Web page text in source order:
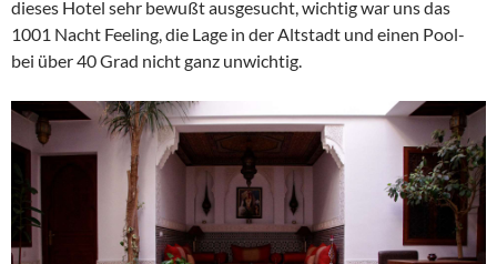
dieses Hotel sehr bewußt ausgesucht, wichtig war uns das
1001 Nacht Feeling, die Lage in der Altstadt und einen Pool-
bei über 40 Grad nicht ganz unwichtig.